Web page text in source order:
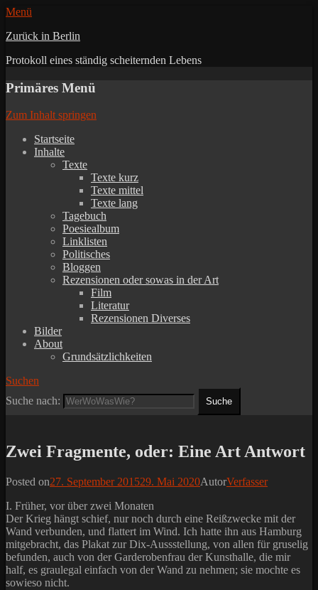
Menü
Zurück in Berlin
Protokoll eines ständig scheiternden Lebens
Primäres Menü
Zum Inhalt springen
Startseite
Inhalte
Texte
Texte kurz
Texte mittel
Texte lang
Tagebuch
Poesiealbum
Linklisten
Politisches
Bloggen
Rezensionen oder sowas in der Art
Film
Literatur
Rezensionen Diverses
Bilder
About
Grundsätzlichkeiten
Suchen
Suche nach:
Zwei Fragmente, oder: Eine Art Antwort
Posted on27. September 201529. Mai 2020AutorVerfasser
I. Früher, vor über zwei Monaten
Der Krieg hängt schief, nur noch durch eine Reißzwecke mit der
Wand verbunden, und flattert im Wind. Ich hatte ihn aus Hamburg
mitgebracht, das Plakat zur Dix-Aussstellung, von allen für gruselig
befunden, auch von der Garderobenfrau der Kunsthalle, die mir
half, es graulegal einfach von der Wand zu nehmen; sie mochte es
sowieso nicht.